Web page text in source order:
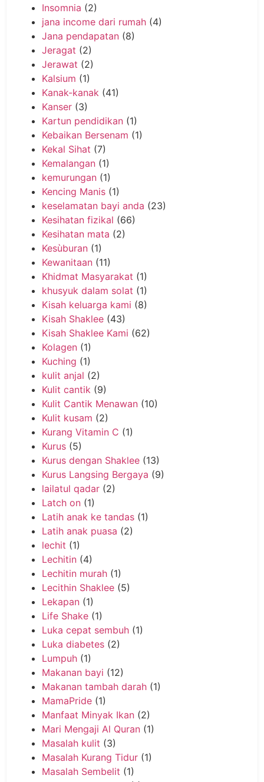
Insomnia (2)
jana income dari rumah (4)
Jana pendapatan (8)
Jeragat (2)
Jerawat (2)
Kalsium (1)
Kanak-kanak (41)
Kanser (3)
Kartun pendidikan (1)
Kebaikan Bersenam (1)
Kekal Sihat (7)
Kemalangan (1)
kemurungan (1)
Kencing Manis (1)
keselamatan bayi anda (23)
Kesihatan fizikal (66)
Kesihatan mata (2)
Kesùburan (1)
Kewanitaan (11)
Khidmat Masyarakat (1)
khusyuk dalam solat (1)
Kisah keluarga kami (8)
Kisah Shaklee (43)
Kisah Shaklee Kami (62)
Kolagen (1)
Kuching (1)
kulit anjal (2)
Kulit cantik (9)
Kulit Cantik Menawan (10)
Kulit kusam (2)
Kurang Vitamin C (1)
Kurus (5)
Kurus dengan Shaklee (13)
Kurus Langsing Bergaya (9)
lailatul qadar (2)
Latch on (1)
Latih anak ke tandas (1)
Latih anak puasa (2)
lechit (1)
Lechitin (4)
Lechitin murah (1)
Lecithin Shaklee (5)
Lekapan (1)
Life Shake (1)
Luka cepat sembuh (1)
Luka diabetes (2)
Lumpuh (1)
Makanan bayi (12)
Makanan tambah darah (1)
MamaPride (1)
Manfaat Minyak Ikan (2)
Mari Mengaji Al Quran (1)
Masalah kulit (3)
Masalah Kurang Tidur (1)
Masalah Sembelit (1)